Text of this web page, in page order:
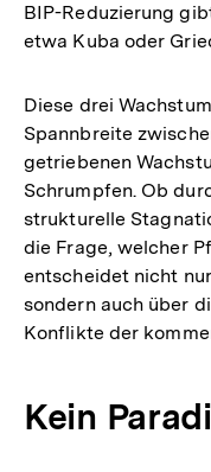
BIP-Reduzierung
etwa Kuba oder
Diese drei
Spannbreite
getriebenen
Schrumpfen. Ob
strukturelle
die Frage, welcher
entscheidet nicht
sondern auch über
Konflikte der
Kein